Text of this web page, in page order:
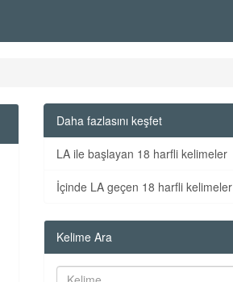
Daha fazlasını keşfet
LA ile başlayan 18 harfli kelimeler
İçinde LA geçen 18 harfli kelimeler
Kelime Ara